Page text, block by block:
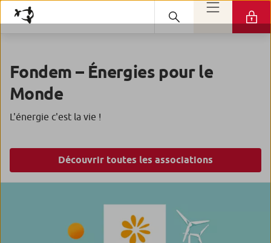
Fondem – Énergies pour le
Monde
L'énergie c'est la vie !
Découvrir toutes les associations